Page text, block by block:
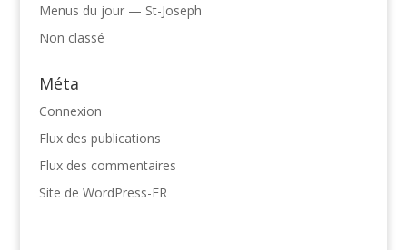
Menus du jour — St-Joseph
Non classé
Méta
Connexion
Flux des publications
Flux des commentaires
Site de WordPress-FR